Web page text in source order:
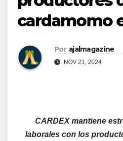
cardamomo
Por ajalmagazine
NOV 21, 2024
CARDEX mantiene
laborales con los